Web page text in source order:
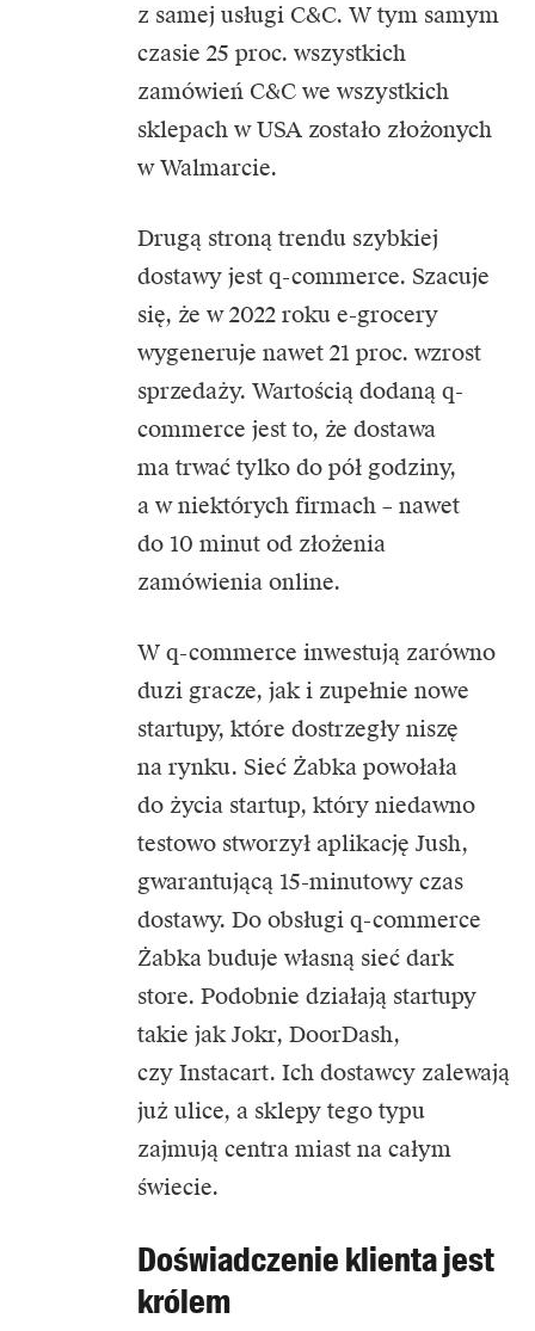
z samej usługi C&C. W tym samym
czasie 25 proc. wszystkich
zamówień C&C we wszystkich
sklepach w USA zostało złożonych
w Walmarcie.
Drugą stroną trendu szybkiej
dostawy jest q-commerce. Szacuje
się, że w 2022 roku e-grocery
wygeneruje nawet 21 proc. wzrost
sprzedaży. Wartością dodaną q-
commerce jest to, że dostawa
ma trwać tylko do pół godziny,
a w niektórych firmach – nawet
do 10 minut od złożenia
zamówienia online.
W q-commerce inwestują zarówno
duzi gracze, jak i zupełnie nowe
startupy, które dostrzegły niszę
na rynku. Sieć Żabka powołała
do życia startup, który niedawno
testowo stworzył aplikację Jush,
gwarantującą 15-minutowy czas
dostawy. Do obsługi q-commerce
Żabka buduje własną sieć dark
store. Podobnie działają startupy
takie jak Jokr, DoorDash,
czy Instacart. Ich dostawcy zalewają
już ulice, a sklepy tego typu
zajmują centra miast na całym
świecie.
Doświadczenie klienta jest
królem